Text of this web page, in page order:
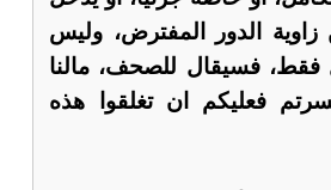
زاوية الدور المفترض، وليس
فقط، فسيقال للصحف، مالنا
فعليكم ان تغلقوا هذه